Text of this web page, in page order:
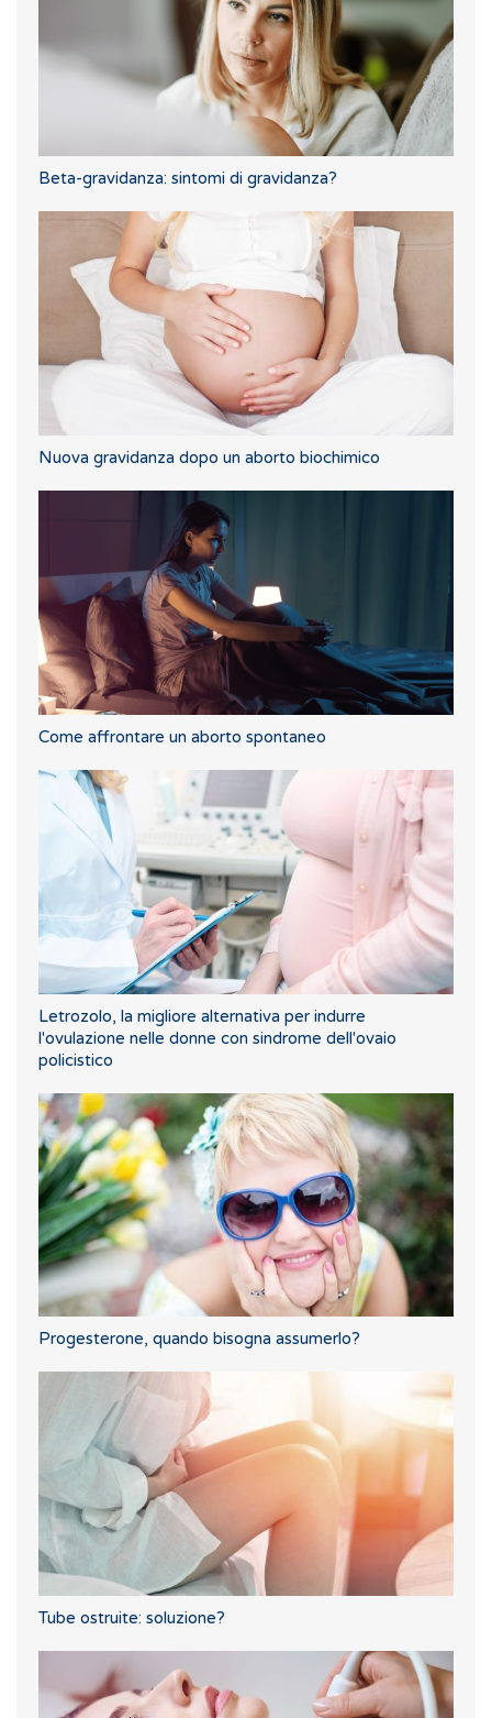
Beta-gravidanza: sintomi di gravidanza?
Nuova gravidanza dopo un aborto biochimico
Come affrontare un aborto spontaneo
Letrozolo, la migliore alternativa per indurre
l'ovulazione nelle donne con sindrome dell'ovaio
policistico
Progesterone, quando bisogna assumerlo?
Tube ostruite: soluzione?